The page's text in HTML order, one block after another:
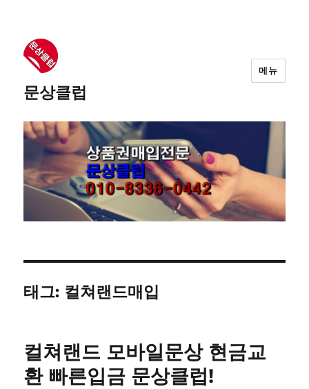
문상클럽
메뉴
태그: 컬쳐랜드매입
컬쳐랜드 모바일문상 현금교
환 빠른입금 문상클럽!